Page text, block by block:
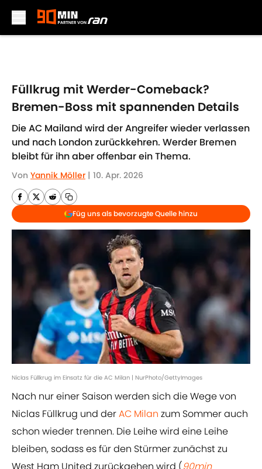
Füllkrug mit Werder-Comeback?
Bremen-Boss mit spannenden Details
Die AC Mailand wird der Angreifer wieder verlassen
und nach London zurückkehren. Werder Bremen
bleibt für ihn aber offenbar ein Thema.
Von Yannik Möller | 10. Apr. 2026
Füg uns als bevorzugte Quelle hinzu
Niclas Füllkrug im Einsatz für die AC Milan | NurPhoto/GettyImages
Nach nur einer Saison werden sich die Wege von
Niclas Füllkrug und derAC Milan zum Sommer auch
schon wieder trennen. Die Leihe wird eine Leihe
bleiben, sodass es für den Stürmer zunächst zu